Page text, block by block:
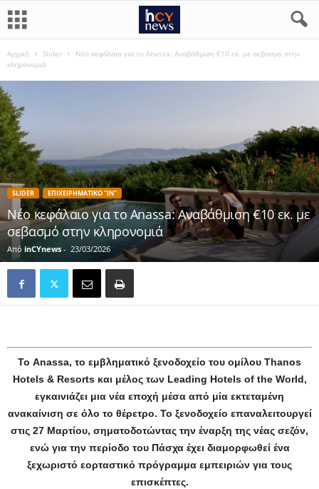
Αρχική Slider
Νέο κεφάλαιο για το Anassa: Αναβάθμιση €10 εκ. με σεβασμό στην
κληρονομιά
SLIDER ΕΠΙΧΕΙΡΗΜΑΤΙΚΟ "IN"
Νέο κεφάλαιο για το Anassa: Αναβάθμιση €10 εκ. με
σεβασμό στην κληρονομιά
Από inCYnews - 23/03/2026
Το Anassa, το εμβληματικό ξενοδοχείο του ομίλου Thanos
Hotels & Resorts και μέλος των Leading Hotels of the World,
εγκαινιάζει μια νέα εποχή μέσα από μία εκτεταμένη
ανακαίνιση σε όλο το θέρετρο. Το ξενοδοχείο επαναλειτουργεί
στις 27 Μαρτίου, σηματοδοτώντας την έναρξη της νέας σεζόν,
ενώ για την περίοδο του Πάσχα έχει διαμορφωθεί ένα
ξεχωριστό εορταστικό πρόγραμμα εμπειριών για τους
επισκέπτες.